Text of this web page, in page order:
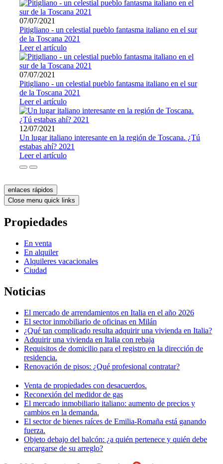
07/07/2021
Pitigliano - un celestial pueblo fantasma italiano en el sur
de la Toscana 2021
Leer el artículo
07/07/2021
Pitigliano - un celestial pueblo fantasma italiano en el sur
de la Toscana 2021
Leer el artículo
12/07/2021
Un lugar italiano interesante en la región de Toscana. ¿Tú
estabas ahí? 2021
Leer el artículo
enlaces rápidos
Close menu quick links
Propiedades
En venta
En alquiler
Alquileres vacacionales
Ciudad
Noticias
El mercado de arrendamientos en Italia en el año 2026
El sector inmobiliario de oficinas en Milán
¿Qué tan complicado resulta adquirir una vivienda en Italia?
Adquirir una vivienda en Italia con rebaja
Requisitos de domicilio para el registro en la dirección de
residencia.
Renovación de pisos: ¿Qué profesional contratar?
Venta de propiedades con desacuerdos.
Reconexión del medidor de gas
El mercado inmobiliario italiano: aumento de precios y
cambios en la demanda.
El sector de bienes raíces de Emilia-Romaña está ganando
fuerza.
Objeto debajo del balcón: ¿a quién pertenece y quién debe
encargarse de su arreglo?